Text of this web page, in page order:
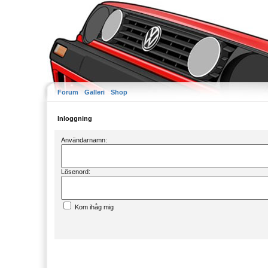
Forum Galleri Shop
Inloggning
Användarnamn:
Lösenord:
Kom ihåg mig